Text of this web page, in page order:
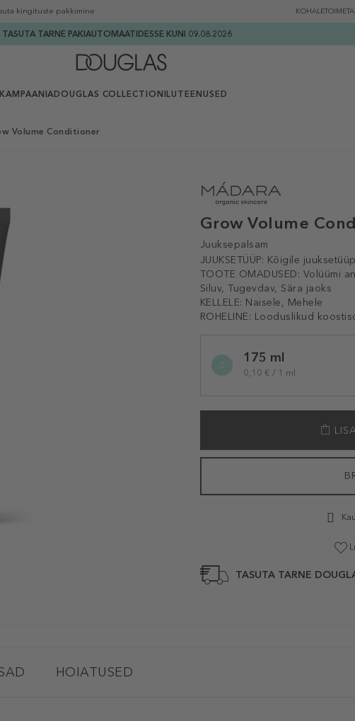
kingituste pakkimine
TASUTA TARNE PAKIAUTOMAATIDESSE KUNI 09.08.2026
KAMPAANIADOUGLAS COLLECTION ILUTEENUSED
Volume Conditioner
Grow Volume
Juuksepalsam
JUUKSETÜÜP: Kõigile
TOOTE OMADUSED: Volüümi
Siluv, Tugevdav, Sära jaoks
KELLELE: Naisele, Mehele
ROHELINE: Looduslikud
variation175 ml
0,10 € / 1 ml
TASUTA TARNE
HOIATUSED